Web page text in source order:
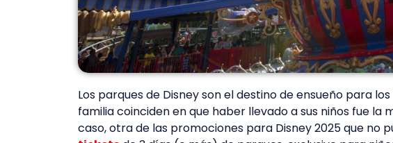
Los parques de Disney son el destino de ensueño para
familia coinciden en que haber llevado a sus niños fue
caso, otra de las promociones para Disney 2025 que no